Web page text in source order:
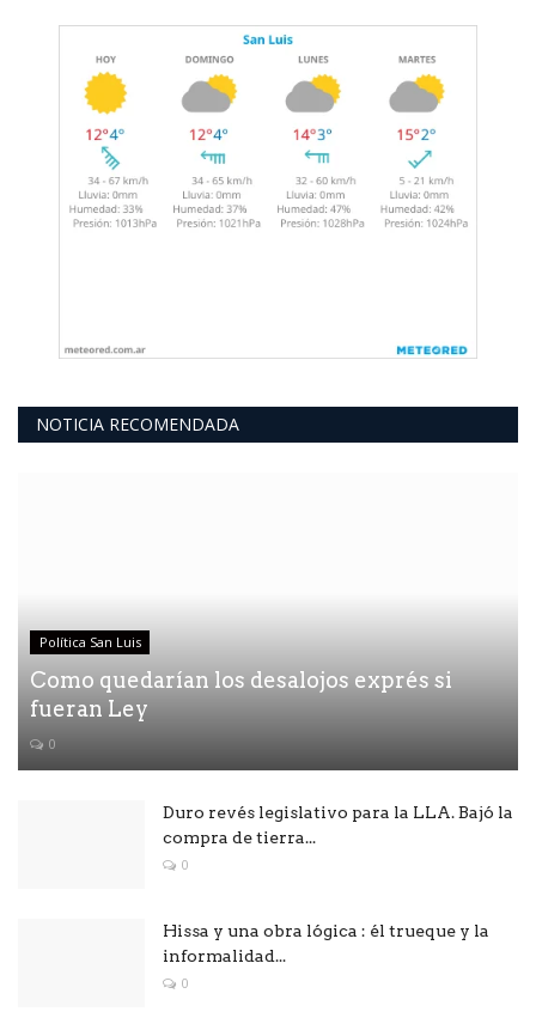
NOTICIA RECOMENDADA
Política San Luis
Como quedarían los desalojos exprés si
fueran Ley
0
Duro revés legislativo para la LLA. Bajó la
compra de tierra...
0
Hissa y una obra lógica : él trueque y la
informalidad...
0